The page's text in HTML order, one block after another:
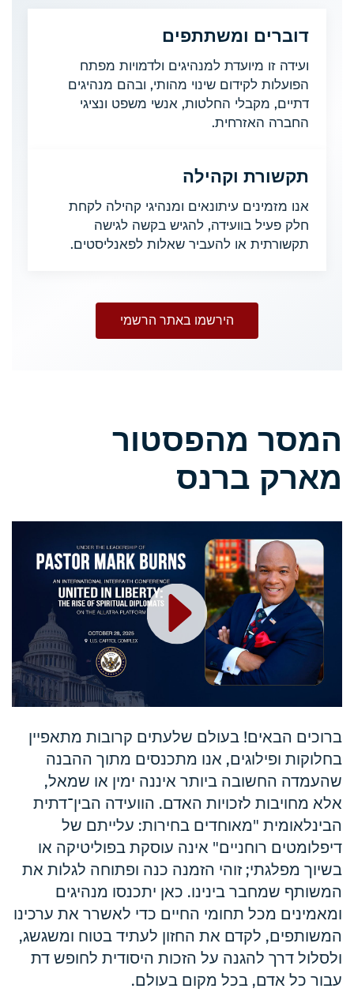
דוברים ומשתתפים
ועידה זו מיועדת למנהיגים ולדמויות מפתח
הפועלות לקידום שינוי מהותי, ובהם מנהיגים
דתיים, מקבלי החלטות, אנשי משפט ונציגי
החברה האזרחית.
תקשורת וקהילה
אנו מזמינים עיתונאים ומנהיגי קהילה לקחת
חלק פעיל בוועידה, להגיש בקשה לגישה
תקשורתית או להעביר שאלות לפאנליסטים.
הירשמו באתר הרשמי
המסר מהפסטור
מארק ברנס
ברוכים הבאים! בעולם שלעתים קרובות מתאפיין
בחלוקות ופילוגים, אנו מתכנסים מתוך ההבנה
שהעמדה החשובה ביותר איננה ימין או שמאל,
אלא מחויבות לזכויות האדם. הוועידה הבין־דתית
הבינלאומית "מאוחדים בחירות: עלייתם של
דיפלומטים רוחניים" אינה עוסקת בפוליטיקה או
בשיוך מפלגתי; זוהי הזמנה כנה ופתוחה לגלות את
המשותף שמחבר בינינו. כאן יתכנסו מנהיגים
ומאמינים מכל תחומי החיים כדי לאשרר את ערכינו
המשותפים, לקדם את החזון לעתיד בטוח ומשגשג,
ולסלול דרך להגנה על הזכות היסודית לחופש דת
עבור כל אדם, בכל מקום בעולם.